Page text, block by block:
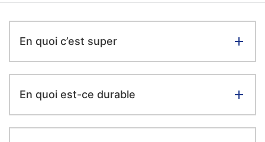
En quoi c’est super
En quoi est-ce durable